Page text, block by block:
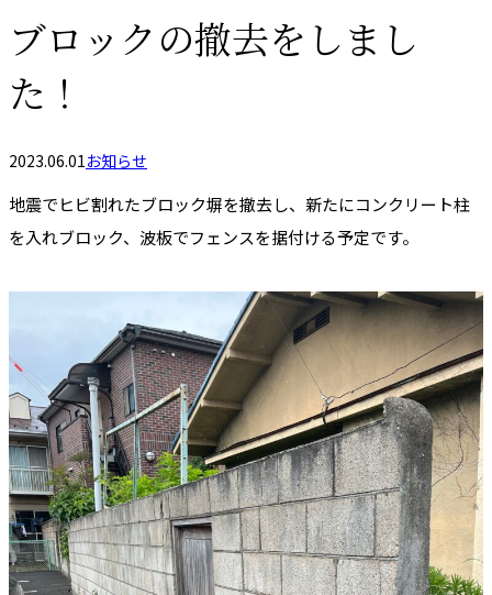
ブロックの撤去をしまし
た！
2023.06.01お知らせ
地震でヒビ割れたブロック塀を撤去し、新たにコンクリート柱
を入れブロック、波板でフェンスを据付ける予定です。